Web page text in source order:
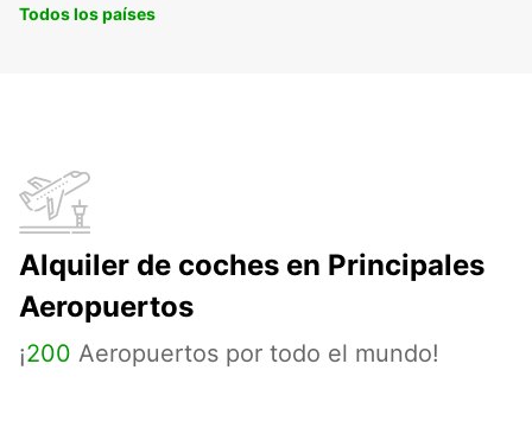
Todos los países
Alquiler de coches en Principales
Aeropuertos
¡200 Aeropuertos por todo el mundo!